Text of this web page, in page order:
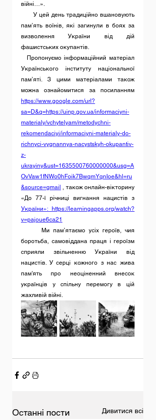
війні…».
пам’ять воїнів, які загинули в боях за
визволення України від дій
фашистських окупантів.
Українського інституту національної
пам’яті. З цими матеріалами також
https://www.google.com/url?
sa=D&q=https://uinp.gov.ua/informaciyni-
materialy/vchytelyam/metodychni-
rekomendaciyi/informaciyni-materialy-do-
richnyci-vygnannya-nacystskyh-okupantiv-
z-
ukrayiny&ust=1635500760000000&usg=A
OvVaw1fNWo0hFoik7BwqmYqnIoe&hl=ru
&source=gmail , також онлайн-вікторину
України»:  https://learningapps.org/watch?
v=pajoue6ca21
боротьба, самовіддана праця і героїзм
сприяли звільненню України від
нацистів. У серці кожного з нас жива
пам'ять про неоціненний внесок
українців у спільну перемогу в цій
жахливій війні.
Останні пости Дивитися всі